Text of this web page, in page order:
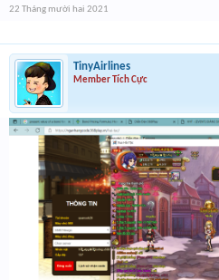
22 Tháng mười hai 2021
TinyAirlines
Member Tích Cực